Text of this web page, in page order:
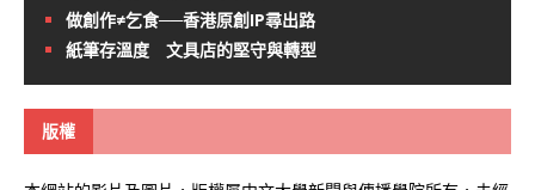
做創作≠乞食──香港原創IP尋出路
紙筆存溫度 文具店的堅守與轉型
版權